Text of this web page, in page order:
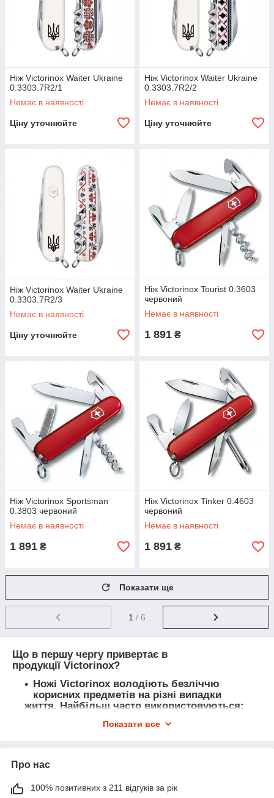
Ніж Victorinox Waiter Ukraine
0.3303.7R2/1
Немає в наявності
Ціну уточнюйте
Ніж Victorinox Waiter Ukraine
0.3303.7R2/2
Немає в наявності
Ціну уточнюйте
Ніж Victorinox Waiter Ukraine
0.3303.7R2/3
Немає в наявності
Ціну уточнюйте
Ніж Victorinox Tourist 0.3603
червоний
Немає в наявності
1 891 ₴
Ніж Victorinox Sportsman
0.3803 червоний
Немає в наявності
1 891 ₴
Ніж Victorinox Tinker 0.4603
червоний
Немає в наявності
1 891 ₴
Показати ще
1 / 6
Що в першу чергу привертає в
продукції Victorinox?
Ножі Victorinox володіють безліччю
корисних предметів на різні випадки
життя. Найбільш часто використовуються:
майже в кожній моделі ножа. Крім того,
стане в нагоді саме йому. Такі ножі
вміщують десятки корисних дрібниць.
Залишається лише визначитися з
відповідною моделлю.
Показати все
Про нас
100% позитивних з 211 відгуків за рік